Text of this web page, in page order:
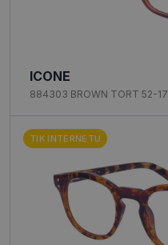
ICONE
884303 BROWN TORT 52-17
TIK INTERNETU